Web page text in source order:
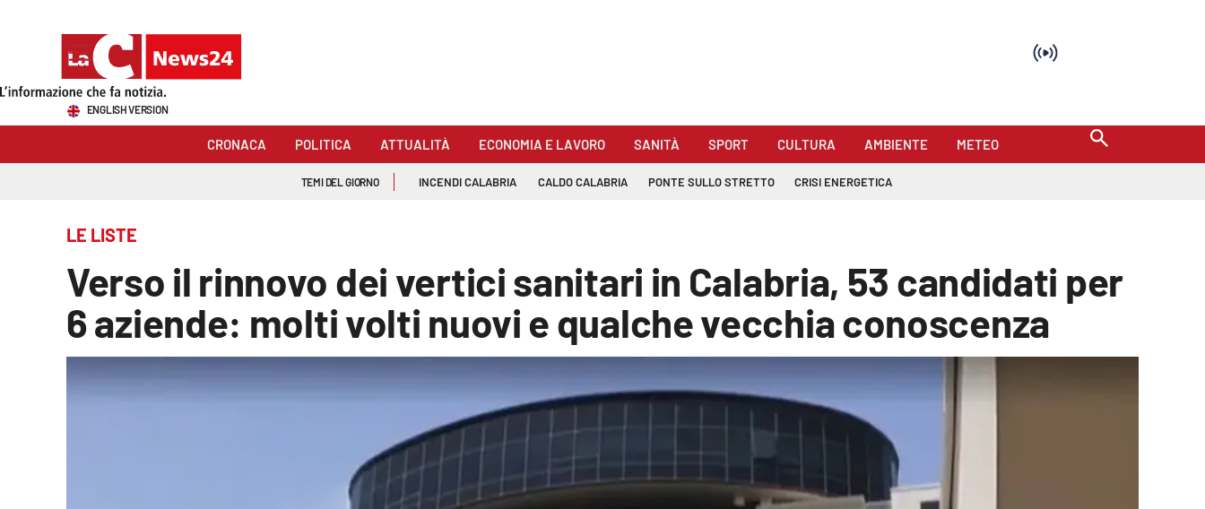
Sezioni
Economia e lavoro
ENGLISH VERSION
CRONACA POLITICA ATTUALITÀ ECONOMIA E LAVORO SANITÀ SPORT CULTURA AMBIENTE METEO
TEMI DEL GIORNO INCENDI CALABRIA CALDO CALABRIA PONTE SULLO STRETTO CRISI ENERGETICA
LE LISTE
Verso il rinnovo dei vertici sanitari in Calabria, 53 candidati per
6 aziende: molti volti nuovi e qualche vecchia conoscenza